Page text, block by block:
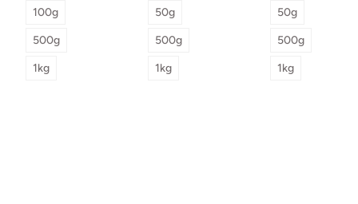
100g
500g
1kg
50g
500g
1kg
50g
500g
1kg